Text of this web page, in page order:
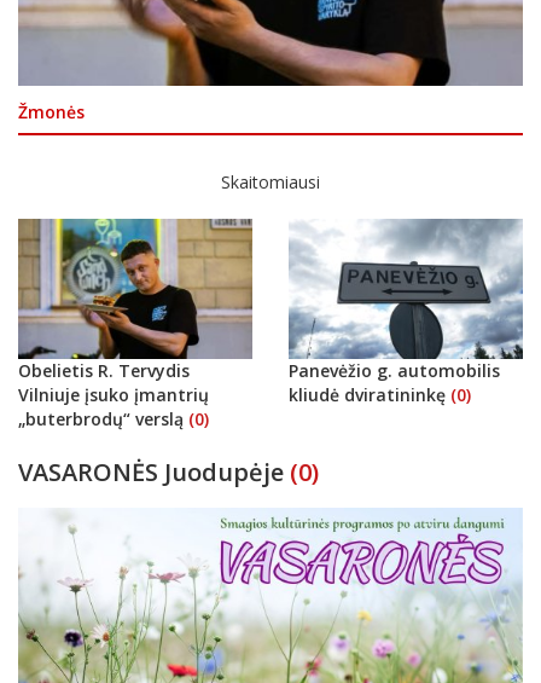
Žmonės
Skaitomiausi
Obelietis R. Tervydis
Vilniuje įsuko įmantrių
„buterbrodų“ verslą (0)
Panevėžio g. automobilis
kliudė dviratininkę (0)
VASARONĖS Juodupėje (0)